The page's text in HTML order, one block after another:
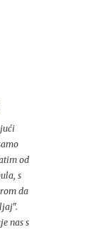
od
s
da
nas s